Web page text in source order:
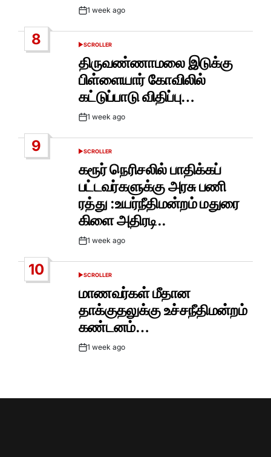
Post1 week ago
8
POSTED
SCROLLER
திருவண்ணாமலை இடுக்கு
பிள்ளையார் கோவிலில்
கட்டுப்பாடு விதிப்பு…
Post1 week ago
9
POSTED
SCROLLER
கரூர் நெரிசலில் பாதிக்கப்
பட்டவர்களுக்கு அரசு பணி
ரத்து :உயர்நீதிமன்றம் மதுரை
கிளை அதிரடி..
Post1 week ago
10
POSTED
SCROLLER
மாணவர்கள் மீதான
தாக்குதலுக்கு உச்சநீதிமன்றம்
கண்டனம்…
Post1 week ago